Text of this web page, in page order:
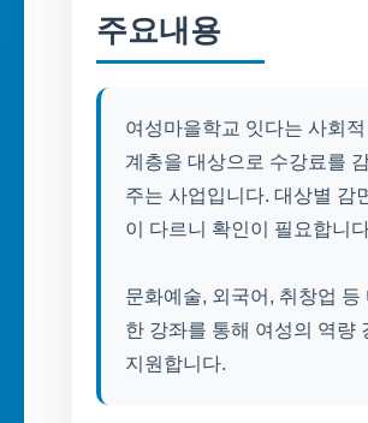
주요내용
여성마을학교 잇다는 사회
계층을 대상으로 수강료를
주는 사업입니다. 대상별 감
이 다르니 확인이 필요합니
문화예술, 외국어, 취창업 등
한 강좌를 통해 여성의 역량
지원합니다.